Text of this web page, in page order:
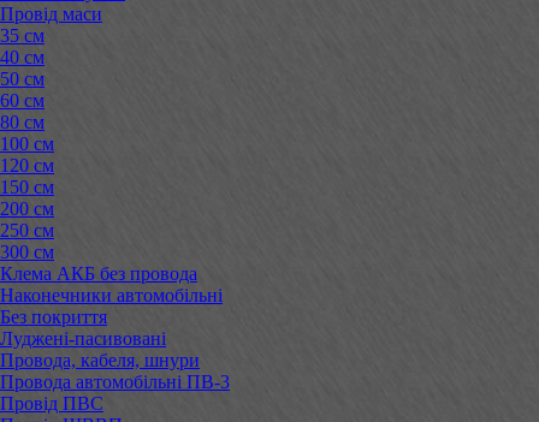
Провід маси
35 см
40 см
50 см
60 см
80 см
100 см
120 см
150 см
200 см
250 см
300 см
Клема АКБ без провода
Наконечники автомобільні
Без покриття
Луджені-пасивовані
Провода, кабеля, шнури
Провода автомобільні ПВ-3
Провід ПВС